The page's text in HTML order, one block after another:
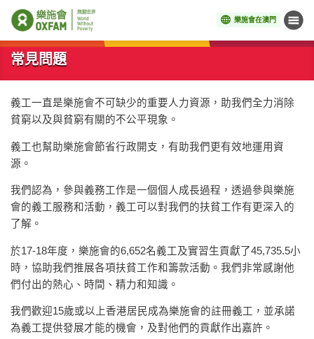
樂施會在澳門 目錄
開始主要內容
常見問題
義工一直是樂施會不可缺少的重要人力資源，助我們全力消除
貧窮以及與貧窮有關的不公平現象。
義工也幫助樂施會節省行政開支，有助我們更有效地運用資
源。
我們認為，參與義務工作是一個個人成長過程，透過參與樂施
會的義工服務和活動，義工可以對我們的扶貧工作有更深入的
了解。
於17-18年度，樂施會的6,652名義工及實習生貢獻了45,735.5小
時，協助我們推展各項扶貧工作和籌款活動。我們非常感謝他
們付出的熱心、時間、精力和知識。
我們歡迎15歲或以上香港居民成為樂施會的註冊義工，並承諾
為義工提供發展才能的機會，及對他們的貢獻作出嘉許。